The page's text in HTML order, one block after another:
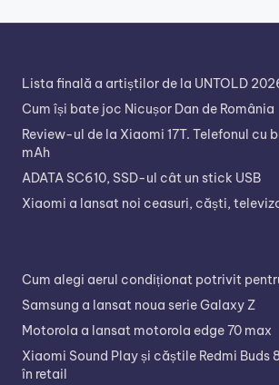
Lista finală a artiștilor de la UNTOLD
Cum își bate joc Nicușor Dan de România
Review-ul de la Xiaomi 17T. Telefonul cu
mAh
ADATA SC610, SSD-ul cât un stick USB
Xiaomi a lansat noi ceasuri, căști,
Cum alegi aerul condiționat potrivit
Samsung a lansat noua serie Galaxy Z
Motorola a lansat motorola edge 70 max
Xiaomi Sound Play și căștile Redmi Buds
în retail